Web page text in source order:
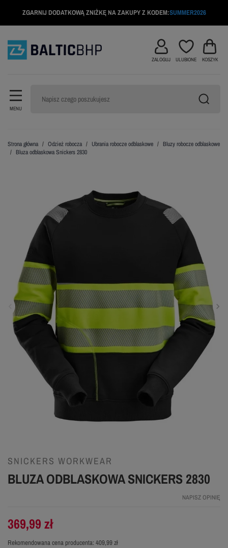
ZGARNIJ DODATKOWĄ ZNIŻKĘ NA ZAKUPY Z KODEM:SUMMER2026
MENU
ZALOGUJ ULUBIONE KOSZYK
Strona główna Odzież robocza Ubrania robocze odblaskowe
Bluzy robocze odblaskowe
Bluza odblaskowa Snickers 2830
SNICKERS WORKWEAR
BLUZA ODBLASKOWA SNICKERS 2830
NAPISZ OPINIĘ
Rekomendowana cena producenta: 409,99 zł
369,99 zł